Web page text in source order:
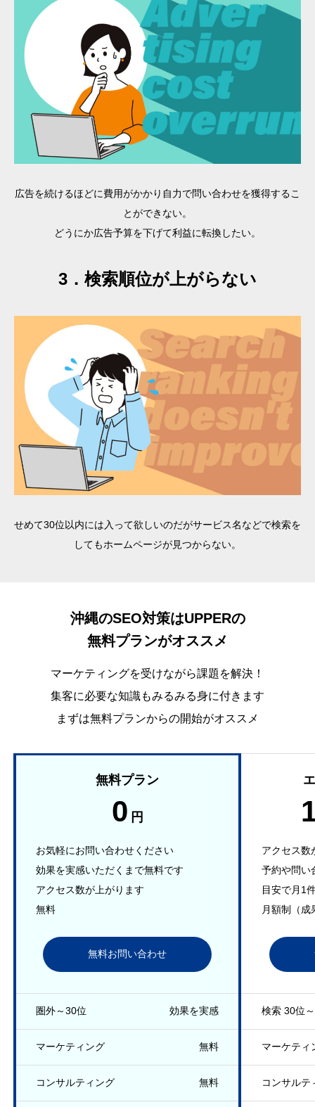
広告を続けるほどに費用がかかり自力で問い合わせを獲得するこ
とができない。
どうにか広告予算を下げて利益に転換したい。
3．検索順位が上がらない
せめて30位以内には入って欲しいのだがサービス名などで検索を
してもホームページが見つからない。
沖縄のSEO対策はUPPERの
無料プランがオススメ
マーケティングを受けながら課題を解決！
集客に必要な知識もみるみる身に付きます
まずは無料プランからの開始がオススメ
無料プラン
0 円
お気軽にお問い合わせください
効果を実感いただくまで無料です
アクセス数が上がります
無料
無料お問い合わせ
圏外～30位 効果を実感
マーケティング 無料
コンサルティング 無料
アクセス数
予約や問い
目安で月1
月額制（成
検索 30位
マーケティ
コンサルテ